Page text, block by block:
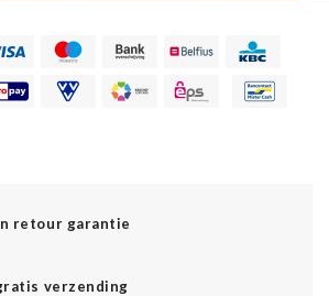
retour garantie
verzending